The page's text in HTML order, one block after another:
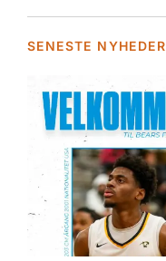
SENESTE NYHEDER